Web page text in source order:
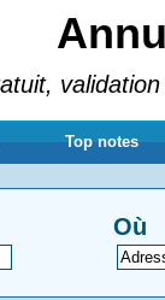
Top notes
Où